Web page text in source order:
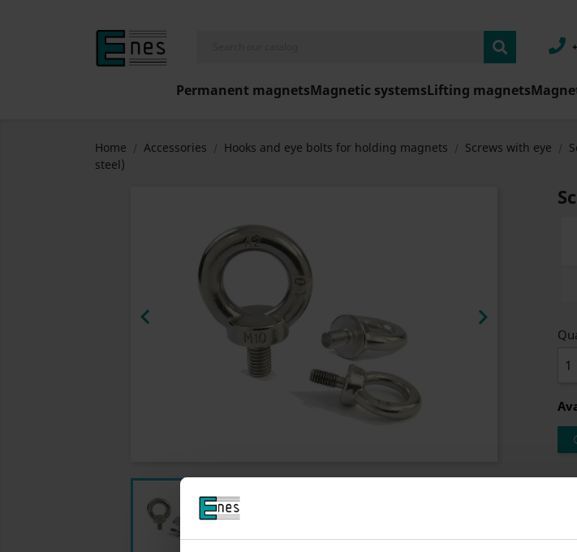
Permanent magnetsMagnetic systemsLifting magnets
Home Accessories Hooks and eye bolts for holding magnets Screws with eye
steel)
 